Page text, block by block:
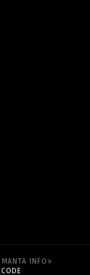
INFO»